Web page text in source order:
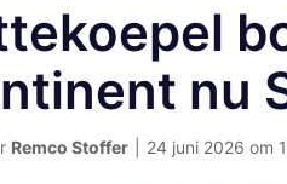
nu
Remco Stoffer 24 juni 2026 om